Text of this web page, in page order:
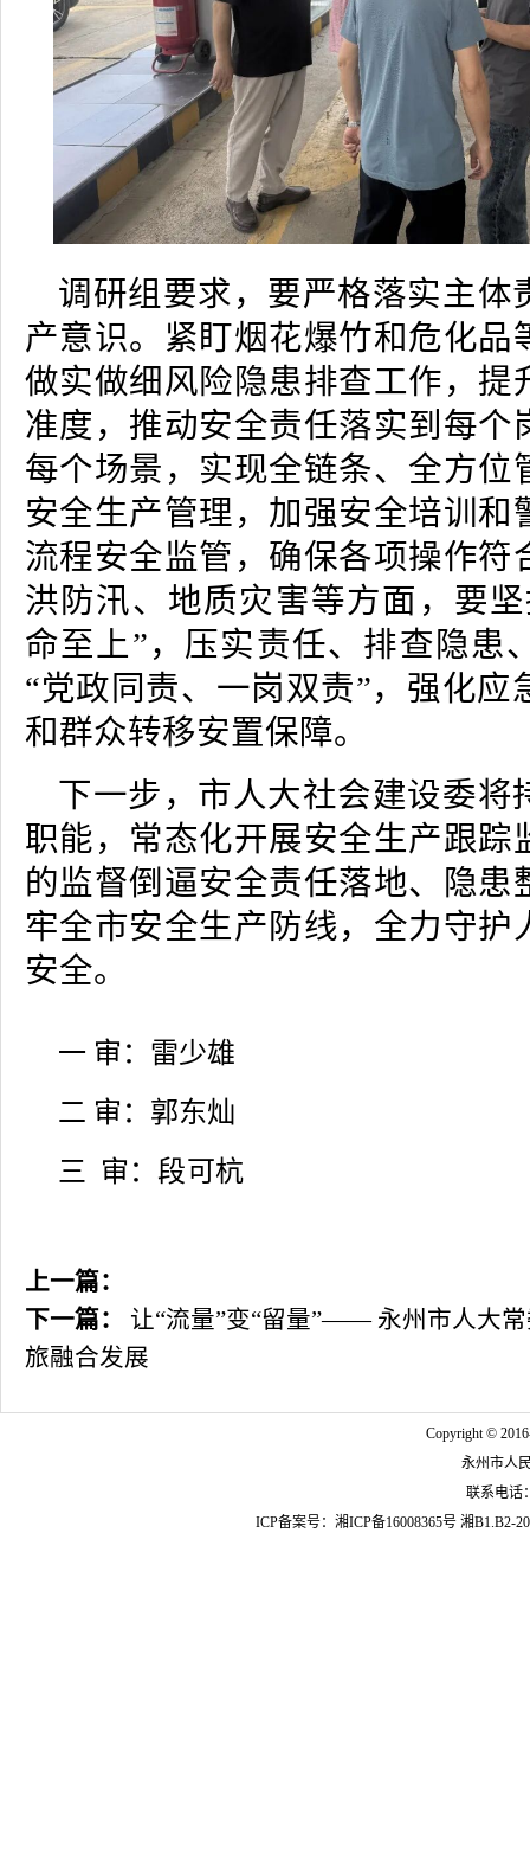
调研组要求，要严格落实主体
产意识。紧盯烟花爆竹和危化品
做实做细风险隐患排查工作，提
准度，推动安全责任落实到每个
每个场景，实现全链条、全方位
安全生产管理，加强安全培训和
流程安全监管，确保各项操作符
洪防汛、地质灾害等方面，要
命至上”，压实责任、排查隐患
“党政同责、一岗双责”，强化应
和群众转移安置保障。
下一步，市人大社会建设委将
职能，常态化开展安全生产跟踪
的监督倒逼安全责任落地、隐患
牢全市安全生产防线，全力守护
安全。
一 审：雷少雄
二 审：郭东灿
三 审： 段可杭
上一篇：
下一篇：
让“流量”变“留量”—— 永州市人大
旅融合发展
Copyright ©
永州市人
联系电话
ICP备案号： 湘ICP备16008365号 湘B1.B2-